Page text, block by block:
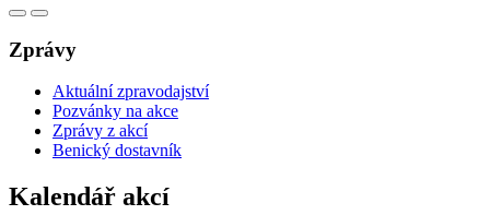
Zprávy
Aktuální zpravodajství
Pozvánky na akce
Zprávy z akcí
Benický dostavník
Kalendář akcí